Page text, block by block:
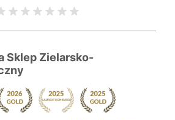
Sklep Zielarsko-